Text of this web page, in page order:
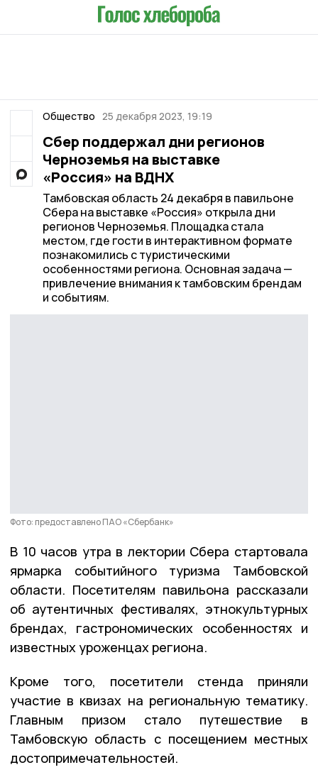
Общество 25 декабря 2023, 19:19
Сбер поддержал дни регионов
Черноземья на выставке
«Россия» на ВДНХ
Тамбовская область 24 декабря в павильоне
Сбера на выставке «Россия» открыла дни
регионов Черноземья. Площадка стала
местом, где гости в интерактивном формате
познакомились с туристическими
особенностями региона. Основная задача —
привлечение внимания к тамбовским брендам
и событиям.
Фото: предоставлено ПАО «Сбербанк»
В 10 часов утра в лектории Сбера стартовала
ярмарка событийного туризма Тамбовской
области. Посетителям павильона рассказали
об аутентичных фестивалях, этнокультурных
брендах, гастрономических особенностях и
известных уроженцах региона.
Кроме того, посетители стенда приняли
участие в квизах на региональную тематику.
Главным призом стало путешествие в
Тамбовскую область с посещением местных
достопримечательностей.